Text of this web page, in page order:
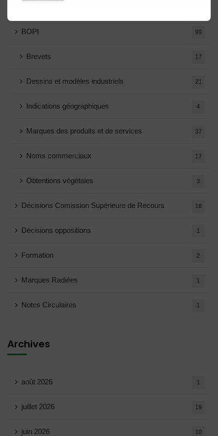
BOPI 99
Brevets 17
Dessins et modèles industriels 21
Indications géographiques 4
Marques des produits et de services 37
Noms commerciaux 17
Obtentions végétales 3
Décisions Comission Supérieure de Recours 18
Décisions oppositions 1
Formation 2
Marques Radiées 1
Notes Circulaires 1
Archives
août 2026 1
juillet 2026 19
juin 2026 10